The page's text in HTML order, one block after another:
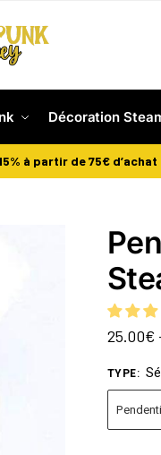
Décoration
à partir de 75€ d’achat
25.00€
TYPE: